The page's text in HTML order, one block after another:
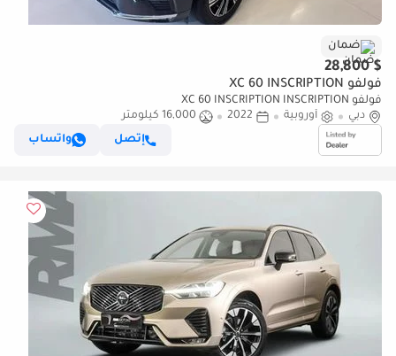
ضمان
$ 28,800
فولفو XC 60 INSCRIPTION
فولفو XC 60 INSCRIPTION INSCRIPTION
دبي
أوروبية 2022
16,000 كيلومتر
إتصل
واتساب